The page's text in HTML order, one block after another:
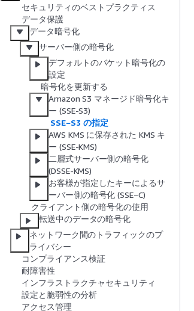
セキュリティのベストプラクティス
データ保護
データ暗号化
サーバー側の暗号化
デフォルトのバケット暗号化の
設定
暗号化を更新する
Amazon S3 マネージド暗号化キ
ー (SSE-S3)
SSE−S3 の指定
AWS KMS に保存された KMS キ
ー (SSE-KMS)
二層式サーバー側の暗号化
(DSSE-KMS)
お客様が指定したキーによるサ
ーバー側の暗号化 (SSE−C)
クライアント側の暗号化の使用
転送中のデータの暗号化
ネットワーク間のトラフィックのプ
ライバシー
コンプライアンス検証
耐障害性
インフラストラクチャセキュリティ
設定と脆弱性の分析
アクセス管理